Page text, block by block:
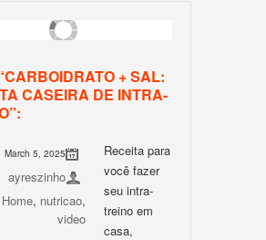
+ SAL:
CASEIRA DE INTRA-
March 5, 2025
ayreszinho
Home, nutricao,
video
Receita para
você fazer
seu intra-
treino em
casa,